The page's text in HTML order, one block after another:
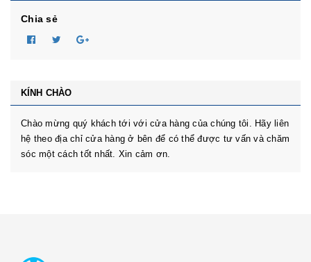
Chia sẻ
KÍNH CHÀO
Chào mừng quý khách tới với cửa hàng của chúng tôi. Hãy liên
hệ theo địa chỉ cửa hàng ở bên để có thể được tư vấn và chăm
sóc một cách tốt nhất. Xin cảm ơn.